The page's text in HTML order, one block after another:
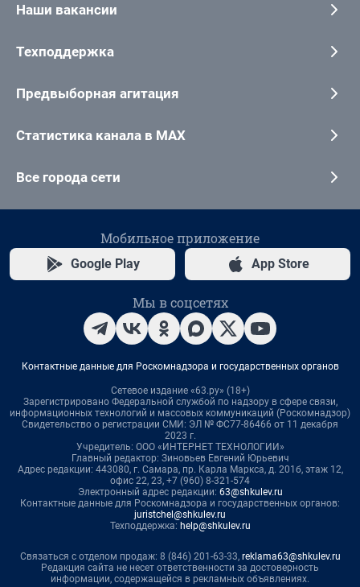
Наши вакансии
Техподдержка
Предвыборная агитация
Статистика канала в MAX
Все города сети
Мобильное приложение
Google Play App Store
Мы в соцсетях
Контактные данные для Роскомнадзора и государственных органов
Сетевое издание «63.ру» (18+)
Зарегистрировано Федеральной службой по надзору в сфере связи,
информационных технологий и массовых коммуникаций (Роскомнадзор)
Свидетельство о регистрации СМИ: ЭЛ № ФС77-86466 от 11 декабря
2023 г.
Учредитель: ООО «ИНТЕРНЕТ ТЕХНОЛОГИИ»
Главный редактор: Зиновьев Евгений Юрьевич
Адрес редакции: 443080, г. Самара, пр. Карла Маркса, д. 201б, этаж 12,
офис 22, 23, +7 (960) 8-321-574
Электронный адрес редакции: 63@shkulev.ru
Контактные данные для Роскомнадзора и государственных органов:
juristchel@shkulev.ru
Техподдержка: help@shkulev.ru
Связаться с отделом продаж: 8 (846) 201-63-33, reklama63@shkulev.ru
Редакция сайта не несет ответственности за достоверность
информации, содержащейся в рекламных объявлениях.